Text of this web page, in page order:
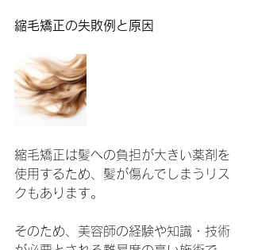
縮毛矯正の失敗例と原因
縮毛矯正は髪への負担が大きい薬剤を
使用するため、髪が傷んでしまうリス
クもあります。
そのため、美容師の経験や知識・技術